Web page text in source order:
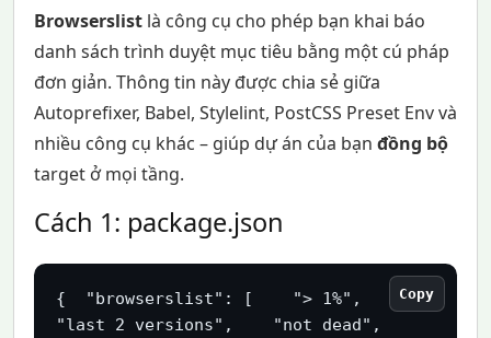
Browserslistlà công cụ cho phép bạn khai báo
danh sách trình duyệt mục tiêu bằng một cú pháp
đơn giản. Thông tin này được chia sẻ giữa
Autoprefixer, Babel, Stylelint, PostCSS Preset Env và
nhiều công cụ khác – giúp dự án của bạn đồng bộ
target ở mọi tầng.
Cách 1: package.json
{  "browserslist": [    "> 1%",
"last 2 versions",    "not dead",
Copy